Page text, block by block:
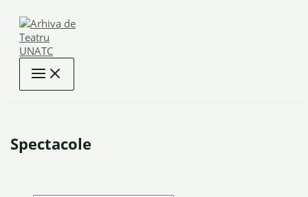
content
Spectacole